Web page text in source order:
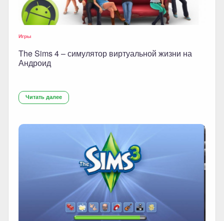
Игры
The Sims 4 – симулятор виртуальной жизни на
Андроид
Читать далее